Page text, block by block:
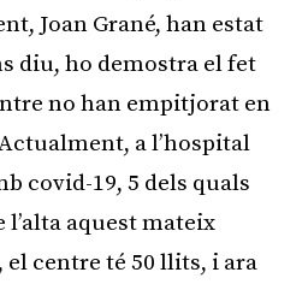
Joan Grané, han estat
diu, ho demostra el fet
no han empitjorat en
a l’hospital
covid-19, 5 dels quals
aquest mateix
centre té 50 llits, i ara